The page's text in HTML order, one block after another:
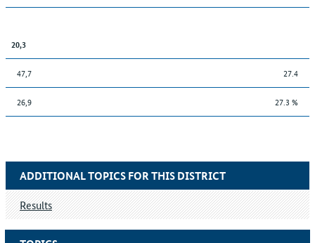
20,3
47,7 27.4
26,9 27.3 %
ADDITIONAL TOPICS FOR THIS DISTRICT
Results